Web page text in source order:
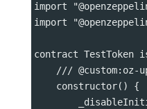
import
import
contract TestToken is
/// @custom:oz-
    constructor() {